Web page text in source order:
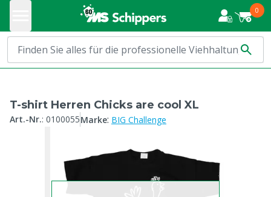
0
T-shirt Herren Chicks are cool XL
Art.-Nr.: 0100055Marke: BIG Challenge